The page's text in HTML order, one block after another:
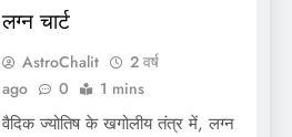
लग्न चार्ट
AstroChalit
2 वर्ष
ago
0 1 mins
वैदिक ज्योतिष के खगोलीय तंत्र में, लग्न